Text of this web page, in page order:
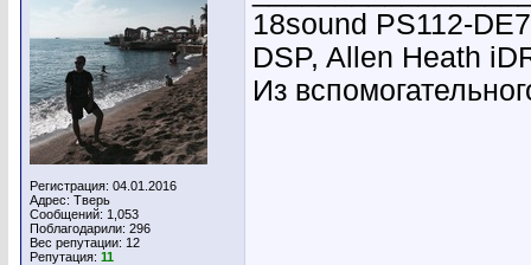
Регистрация: 04.01.2016
Адрес: Тверь
Сообщений: 1,053
Поблагодарили: 296
Вес репутации: 12
Репутация: 11
18sound PS112-
DSP, Allen Heath
Из